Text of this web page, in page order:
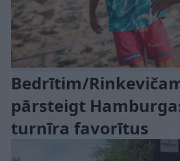
Bedrītim/
pārsteigt
turnīra favorītus